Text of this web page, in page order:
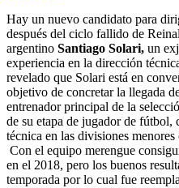
Hay un nuevo candidato para
después del ciclo fallido de
argentino Santiago Solari, un
experiencia en la dirección
revelado que Solari está en
objetivo de concretar la llegada
entrenador principal de la
de su etapa de jugador de fútbol,
técnica en las divisiones
Con el equipo merengue
en el 2018, pero los buenos
temporada por lo cual fue